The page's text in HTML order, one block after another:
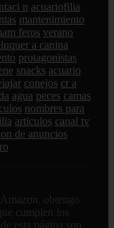
n acuariofilia
mantenimiento
feros verano
a canina
protagonistas
snacks acuario
conejos cr a
agua peces camas
nombres para
articulos canal tv
de anuncios
obtengo
cumplen los
esta página son